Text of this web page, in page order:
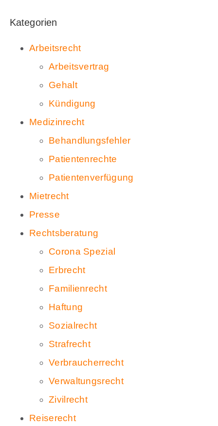
Kategorien
Arbeitsrecht
Arbeitsvertrag
Gehalt
Kündigung
Medizinrecht
Behandlungsfehler
Patientenrechte
Patientenverfügung
Mietrecht
Presse
Rechtsberatung
Corona Spezial
Erbrecht
Familienrecht
Haftung
Sozialrecht
Strafrecht
Verbraucherrecht
Verwaltungsrecht
Zivilrecht
Reiserecht